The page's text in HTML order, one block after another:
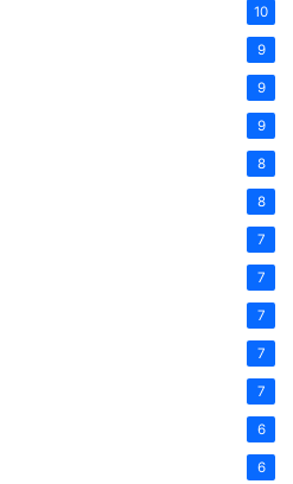
10
9
9
9
8
8
7
7
7
7
7
6
6